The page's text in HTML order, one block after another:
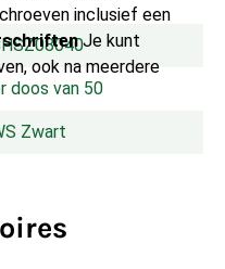
inclusief een
Je kunt
ook na meerdere
doos van 50
Zwart